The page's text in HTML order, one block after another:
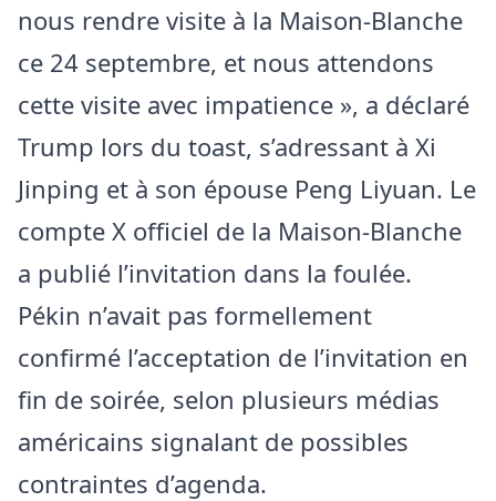
nous rendre visite à la Maison-Blanche
ce 24 septembre, et nous attendons
cette visite avec impatience », a déclaré
Trump lors du toast, s’adressant à Xi
Jinping et à son épouse Peng Liyuan. Le
compte X officiel de la Maison-Blanche
a publié l’invitation dans la foulée.
Pékin n’avait pas formellement
confirmé l’acceptation de l’invitation en
fin de soirée, selon plusieurs médias
américains signalant de possibles
contraintes d’agenda.